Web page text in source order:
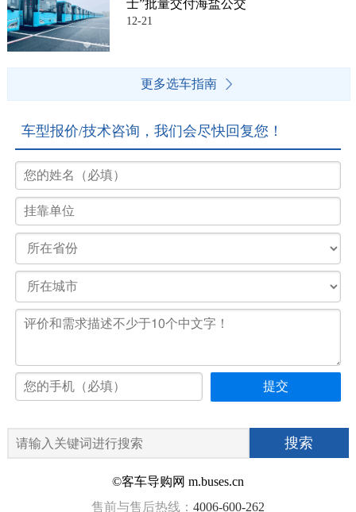
士”批量交付海盐公交
12-21
更多选车指南
车型报价/技术咨询，我们会尽快回复您！
©客车导购网 m.buses.cn
售前与售后热线： 4006-600-262